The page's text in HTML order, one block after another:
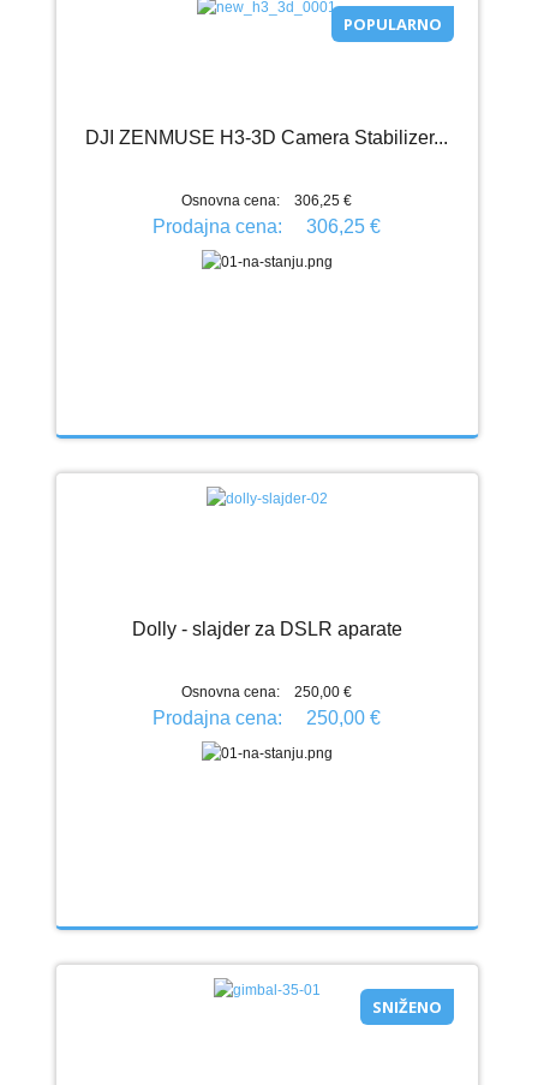
POPULARNO
DJI ZENMUSE H3-3D Camera Stabilizer...
Osnovna cena: 306,25 €
Prodajna cena: 306,25 €
Dolly - slajder za DSLR aparate
Osnovna cena: 250,00 €
Prodajna cena: 250,00 €
SNIŽENO